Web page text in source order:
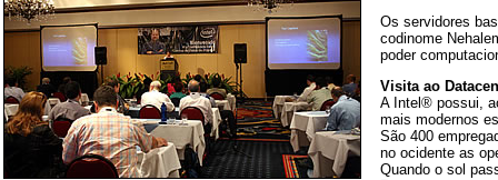
Os servidores
codinome
poder
Visita ao
A Intel® possui,
mais modernos
São 400
no ocidente as
Quando o sol